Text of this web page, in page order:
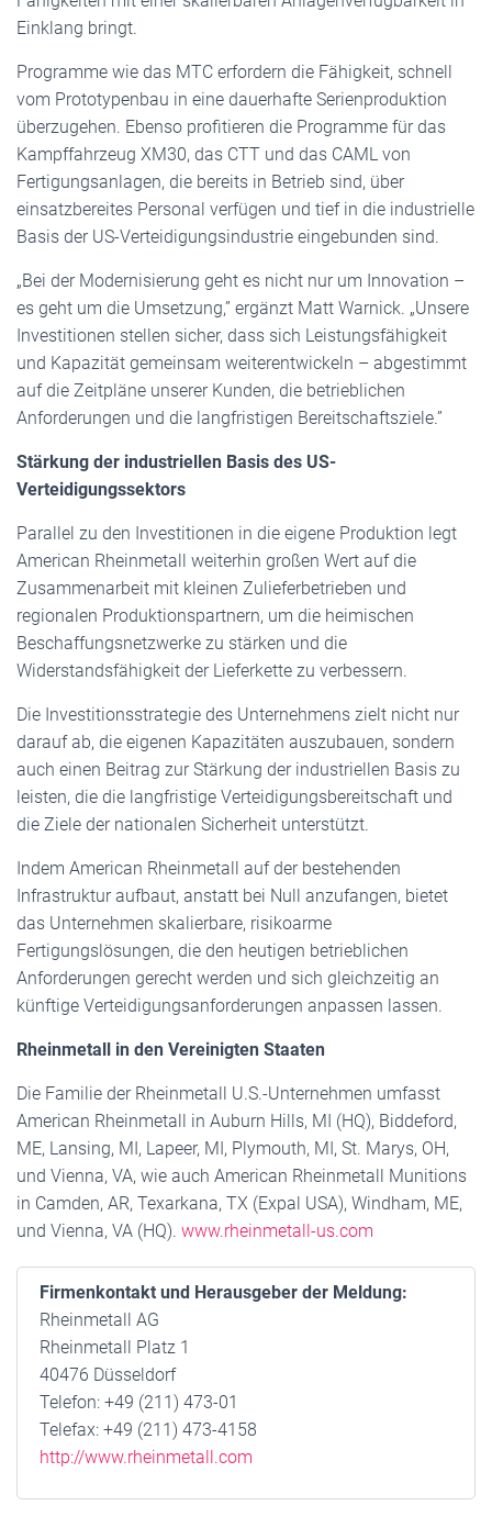
Einklang bringt.
Programme wie das MTC erfordern die Fähigkeit, schnell
vom Prototypenbau in eine dauerhafte Serienproduktion
überzugehen. Ebenso profitieren die Programme für das
Kampffahrzeug XM30, das CTT und das CAML von
Fertigungsanlagen, die bereits in Betrieb sind, über
einsatzbereites Personal verfügen und tief in die industrielle
Basis der US-Verteidigungsindustrie eingebunden sind.
„Bei der Modernisierung geht es nicht nur um Innovation –
es geht um die Umsetzung,” ergänzt Matt Warnick. „Unsere
Investitionen stellen sicher, dass sich Leistungsfähigkeit
und Kapazität gemeinsam weiterentwickeln – abgestimmt
auf die Zeitpläne unserer Kunden, die betrieblichen
Anforderungen und die langfristigen Bereitschaftsziele.”
Stärkung der industriellen Basis des US-
Verteidigungssektors
Parallel zu den Investitionen in die eigene Produktion legt
American Rheinmetall weiterhin großen Wert auf die
Zusammenarbeit mit kleinen Zulieferbetrieben und
regionalen Produktionspartnern, um die heimischen
Beschaffungsnetzwerke zu stärken und die
Widerstandsfähigkeit der Lieferkette zu verbessern.
Die Investitionsstrategie des Unternehmens zielt nicht nur
darauf ab, die eigenen Kapazitäten auszubauen, sondern
auch einen Beitrag zur Stärkung der industriellen Basis zu
leisten, die die langfristige Verteidigungsbereitschaft und
die Ziele der nationalen Sicherheit unterstützt.
Indem American Rheinmetall auf der bestehenden
Infrastruktur aufbaut, anstatt bei Null anzufangen, bietet
das Unternehmen skalierbare, risikoarme
Fertigungslösungen, die den heutigen betrieblichen
Anforderungen gerecht werden und sich gleichzeitig an
künftige Verteidigungsanforderungen anpassen lassen.
Rheinmetall in den Vereinigten Staaten
Die Familie der Rheinmetall U.S.-Unternehmen umfasst
American Rheinmetall in Auburn Hills, MI (HQ), Biddeford,
ME, Lansing, MI, Lapeer, MI, Plymouth, MI, St. Marys, OH,
und Vienna, VA, wie auch American Rheinmetall Munitions
in Camden, AR, Texarkana, TX (Expal USA), Windham, ME,
und Vienna, VA (HQ). www.rheinmetall-us.com
Firmenkontakt und Herausgeber der Meldung:
Rheinmetall AG
Rheinmetall Platz 1
40476 Düsseldorf
Telefon: +49 (211) 473-01
Telefax: +49 (211) 473-4158
http://www.rheinmetall.com